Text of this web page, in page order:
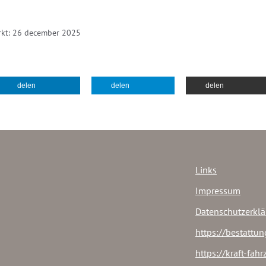
26 december 2025
delen delen delen
Links
Impressum
https://
https://kraft-